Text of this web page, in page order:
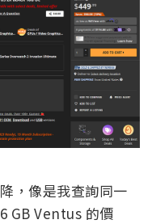
，像是我查詢同一
GB Ventus 的價